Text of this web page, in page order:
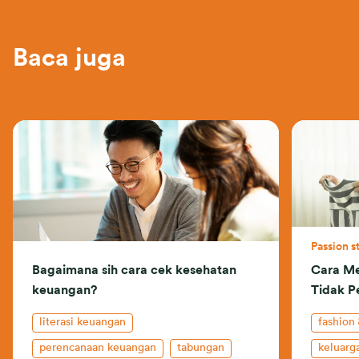
Baca juga
Bagaimana sih cara cek kesehatan
keuangan?
literasi keuangan
perencanaan keuangan tabungan
Passion
Cara
Tidak
fashion